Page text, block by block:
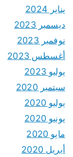
يناير 2024
ديسمبر 2023
نوفمبر 2023
أغسطس 2023
يوليو 2023
سبتمبر 2020
يوليو 2020
يونيو 2020
مايو 2020
أبريل 2020